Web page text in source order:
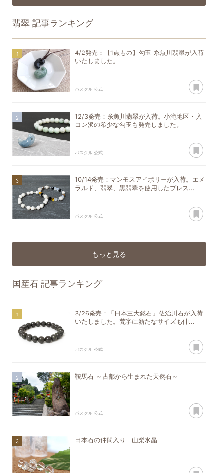
翡翠 記事ランキング
4/2発売：【1点もの】勾玉 糸魚川翡翠が入荷
いたしました。
パスクル 公式
12/3発売：糸魚川翡翠が入荷。小滝地区・入
コン沢の希少な勾玉も発売しました。
パスクル 公式
10/14発売：マンモスアイボリーが入荷。エメ
ラルド、翡翠、黒翡翠を使用したブレス...
パスクル 公式
もっと見る
国産石 記事ランキング
3/26発売：「日本三大銘石」佐治川石が入荷
いたしました。梵字に新たなサイズも仲...
パスクル 公式
鞍馬石 ～古都から生まれた天然石～
パスクル 公式
日本石の仲間入り 山梨水晶